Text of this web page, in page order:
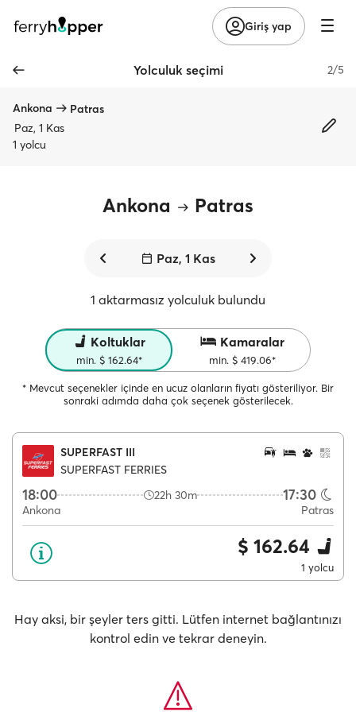
Giriş yap
Yolculuk seçimi 2/5
Ankona
Patras
Paz, 1 Kas
1 yolcu
Ankona Patras
Paz, 1 Kas
1 aktarmasız yolculuk bulundu
Koltuklar
min. $ 162.64*
Kamaralar
min. $ 419.06*
* Mevcut seçenekler içinde en ucuz olanların fiyatı gösteriliyor. Bir
sonraki adımda daha çok seçenek gösterilecek.
SUPERFAST III
SUPERFAST FERRIES
18:00 22h 30m 17:30
Ankona Patras
$ 162.64
1 yolcu
Hay aksi, bir şeyler ters gitti. Lütfen internet bağlantınızı
kontrol edin ve tekrar deneyin.